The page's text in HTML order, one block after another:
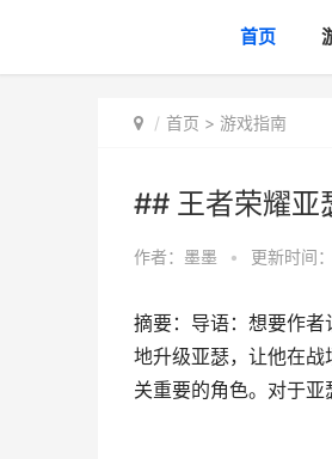
首页
首页 > 游戏指南
## 王者荣耀亚
作者： 墨墨 • 更新时间
摘要：导语：想要作
地升级亚瑟，让他在
关重要的角色。对于